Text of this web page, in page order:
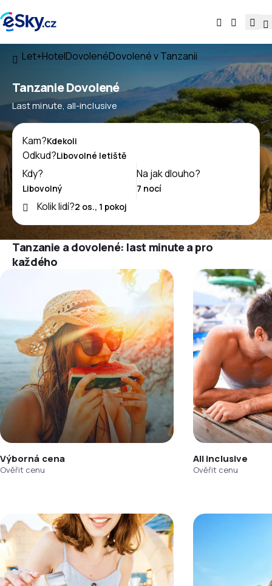
Let+HotelDovolenéDovolené v Tanzanii
Tanzanie Dovolené
Last minute, all-inclusive
Kam?
Odkud?
Kdy?
Na jak dlouho?
Kolik lidí?
Tanzanie a dovolené: last minute a pro
každého
Výborná cena
Ověřit cenu
All inclusive
Ověřit cenu